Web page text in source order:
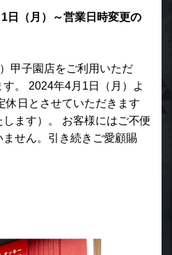
日（月）～営業日時変更の
甲子園店をご利用いただ
。 2024年4月1日（月）よ
休日とさせていただきます
します）。 お客様にはご不便
せん。引き続きご愛顧賜